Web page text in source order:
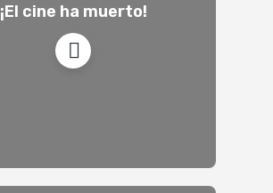
¡El cine ha muerto!